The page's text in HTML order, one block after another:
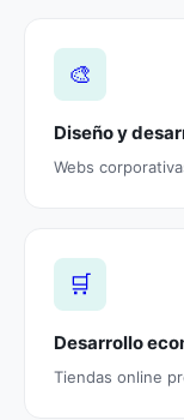
🎨
Diseño y
Webs
🛒
Desarrollo
Tiendas online